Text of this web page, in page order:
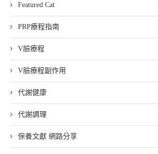
Featured Cat
PRP療程指南
V臉療程
V臉療程副作用
代謝健康
代謝調理
保養文獻 網路分享